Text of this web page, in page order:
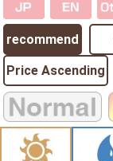
recommend
Price Ascending